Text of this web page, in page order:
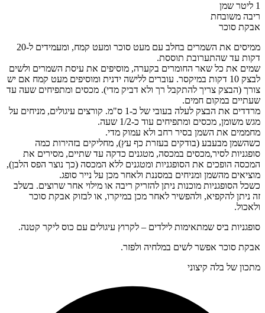
1 ליטר שמן
ריבה משובחת
אבקת סוכר
ממיסים את השמרים בחלב עם מעט סוכר ומעט קמח, ומעמידים ל-20
דקות עד שהתערובת תוססת.
שמים את כל שאר החומרים בקערה, מוסיפים את עיסת השמרים ולשים
לבצק 10 דקות במיקסר. עוברים ללישה ידנית ומוסיפים מעט קמח אם יש
צורך (הבצק צריך להתקבל רך ולא דביק מדי). מכסים ומתפיחים שעה עד
שעתיים במקום חמים.
מרדדים את הבצק לעלה בעובי של כ-1 ס"מ. קורצים עיגולים, מניחים על
מגש משומן, מכסים ומתפיחים עוד כ-1/2 שעה.
מחממים את השמן בסיר רחב ולא עמוק מדי.
כשהשמן מבעבע (בודקים בעזרת כף עץ), מחליקים בזהירות כמה
סופגניות לסיר,מכסים במכסה, מטגנים כדקה עד שתיים, מסירים את
המכסה הופכים את הסופגניות ומטגנים ללא המכסה (כך נוצר הפס הלבן),
מוציאים מהשמן ומניחים במסננת ולאחר מכן על נייר סופג.
כשכל הסופגניות מוכנות ניתן להזריק ריבה או מילוי אחר שרוצים. בשלב
זה ניתן להקפיא, ולהפשיר לאחר מכן במיקרו, או לבזוק אבקת סוכר
ולאכול.
סופגניות ביס שמתאימות לילדים – לקרוץ עיגולים עם כוס ליקר קטנה.
אבקת סוכר אפשר לשים במלחיה ולפזר.
מתכון של בלה קיצוני